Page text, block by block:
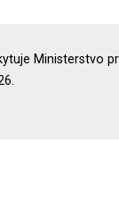
Ministerstvo